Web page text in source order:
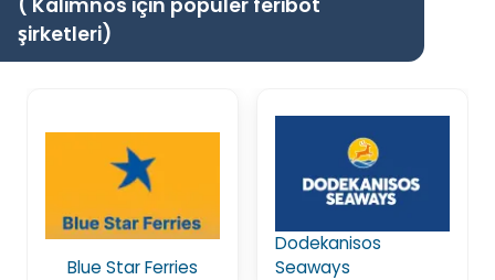
şirketleri)
Blue Star Ferries
Dodekanisos
Seaways